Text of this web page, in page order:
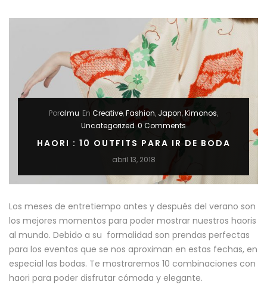
CORTOS”
Poralmu En Creative,Fashion, Japon,Kimonos,
Uncategorized 0 Comments
HAORI : 10 OUTFITS PARA IR DE BODA
abril 13, 2018
Los meses de entretiempo antes y después del verano son
los mejores momentos para poder mostrar nuestros haoris
al mundo. Debido a su formalidad son prendas perfectas
para los eventos que se nos aproximan en estas fechas, en
especial las bodas. Te mostraremos 10 combinaciones con
haori para poder disfrutar cómoda y elegante.